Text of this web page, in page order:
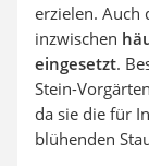
erzielen. Auch
inzwischen
eingesetzt.
Stein-
da sie die für
blühenden